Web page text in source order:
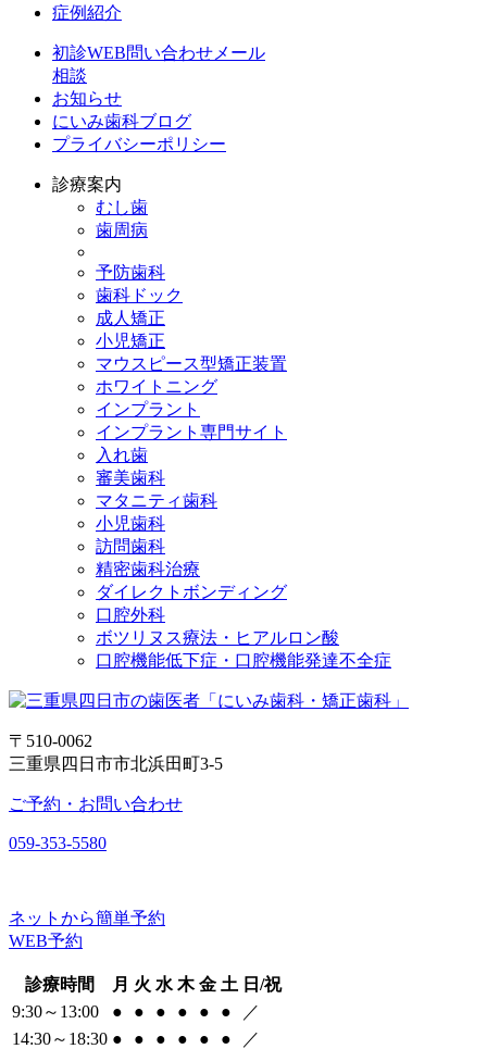
症例紹介
初診WEB問い合わせメール
相談
お知らせ
にいみ歯科ブログ
プライバシーポリシー
診療案内
むし歯
歯周病
予防歯科
歯科ドック
成人矯正
小児矯正
マウスピース型矯正装置
ホワイトニング
インプラント
インプラント専門サイト
入れ歯
審美歯科
マタニティ歯科
小児歯科
訪問歯科
精密歯科治療
ダイレクトボンディング
口腔外科
ボツリヌス療法・ヒアルロン酸
口腔機能低下症・口腔機能発達不全症
〒510-0062
三重県四日市市北浜田町3-5
ご予約・お問い合わせ
059-353-5580
ネットから簡単予約
WEB予約
診療時間 月 火 水 木 金 土 日/祝
9:30～13:00
● ● ● ● ● ●
／
14:30～18:30 ● ● ● ● ● ● ／